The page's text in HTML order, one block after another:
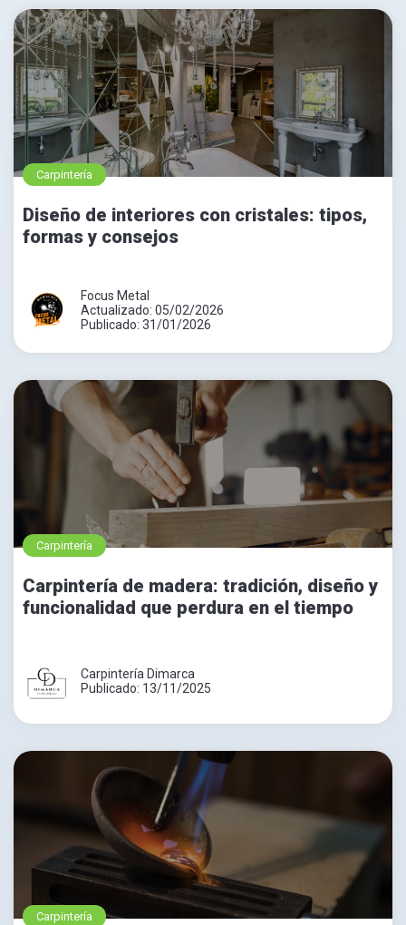
Carpintería
Diseño de interiores con cristales: tipos,
formas y consejos
Focus Metal
Actualizado: 05/02/2026
Publicado: 31/01/2026
Carpintería
Carpintería de madera: tradición, diseño y
funcionalidad que perdura en el tiempo
Carpintería Dimarca
Publicado: 13/11/2025
Carpintería